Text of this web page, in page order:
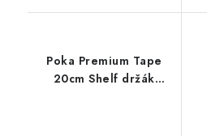
Poka Premium Tape
20cm Shelf držák